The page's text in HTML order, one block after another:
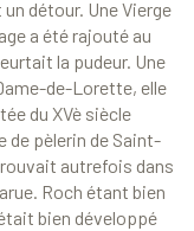
détour. Une Vierge
a été rajouté au
la pudeur. Une
de-Lorette, elle
du XVè siècle
de pèlerin de Saint-
autrefois dans
Roch étant bien
bien développé